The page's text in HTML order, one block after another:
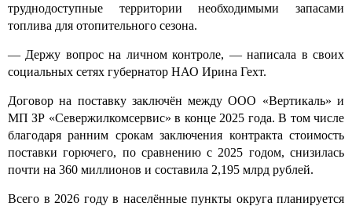
труднодоступные территории необходимыми запасами
топлива для отопительного сезона.
— Держу вопрос на личном контроле, — написала в своих
социальных сетях губернатор НАО Ирина Гехт.
Договор на поставку заключён между ООО «Вертикаль» и
МП ЗР «Севержилкомсервис» в конце 2025 года. В том числе
благодаря ранним срокам заключения контракта стоимость
поставки горючего, по сравнению с 2025 годом, снизилась
почти на 360 миллионов и составила 2,195 млрд рублей.
Всего в 2026 году в населённые пункты округа планируется